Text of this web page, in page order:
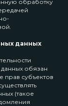
обработку
данных
обязан
прав субъектов
(такое